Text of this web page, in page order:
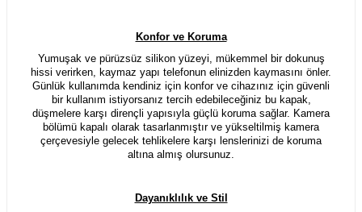
Konfor ve Koruma
Yumuşak ve pürüzsüz silikon yüzeyi, mükemmel bir dokunuş
hissi verirken, kaymaz yapı telefonun elinizden kaymasını önler.
Günlük kullanımda kendiniz için konfor ve cihazınız için güvenli
bir kullanım istiyorsanız tercih edebileceğiniz bu kapak,
düşmelere karşı dirençli yapısıyla güçlü koruma sağlar. Kamera
bölümü kapalı olarak tasarlanmıştır ve yükseltilmiş kamera
çerçevesiyle gelecek tehlikelere karşı lenslerinizi de koruma
altına almış olursunuz.
Dayanıklılık ve Stil